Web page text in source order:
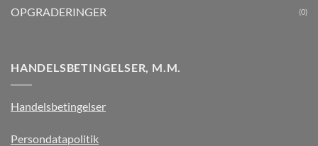
OPGRADERINGER (0)
HANDELSBETINGELSER, M.M.
Handelsbetingelser
Persondatapolitik